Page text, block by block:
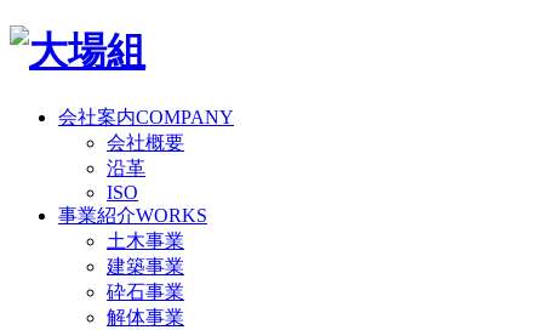
会社案内COMPANY
会社概要
沿革
ISO
事業紹介WORKS
土木事業
建築事業
砕石事業
解体事業